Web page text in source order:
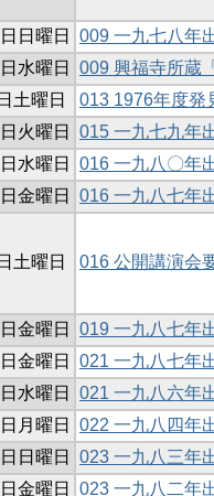
日曜日
009 一九七八年
水曜日
009 興福寺所蔵
土曜日
013 1976年度発
火曜日
015 一九七九年
水曜日
016 一九八〇年
金曜日
016 一九八七年
土曜日 016 公開講演会
金曜日
019 一九八七年
金曜日
021 一九八七年
水曜日
021 一九八六年
月曜日
022 一九八四年
日曜日
023 一九八三年
金曜日
023 一九八二年